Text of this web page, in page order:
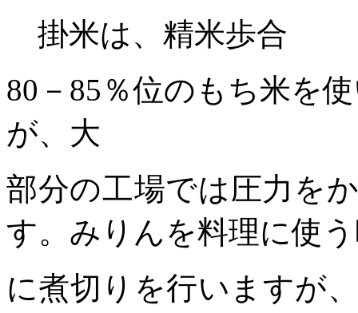
掛米は、精米歩合
80 － 85 ％位のもち米を
が、大
部分の工場では圧力を
す。みりんを料理に使
に煮切りを行いますが